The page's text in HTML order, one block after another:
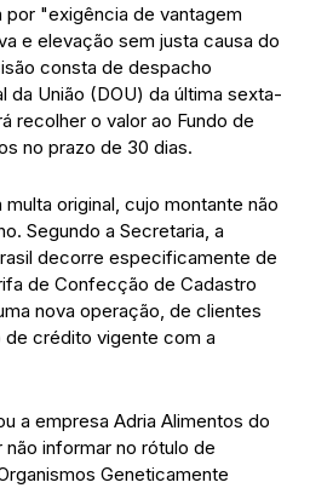
por "exigência de vantagem
e elevação sem justa causa do
consta de despacho
da União (DOU) da última sexta-
recolher o valor ao Fundo de
no prazo de 30 dias.
original, cujo montante não
Segundo a Secretaria, a
decorre especificamente de
de Confecção de Cadastro
nova operação, de clientes
crédito vigente com a
a empresa Adria Alimentos do
não informar no rótulo de
Geneticamente